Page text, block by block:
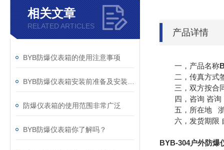
相关文章
RELATED ARTICLES
BYB防爆仪表箱的使用注意事项
防爆仪表箱的使用范围非常广泛
BYB防爆仪表箱你了解吗？
产品详情
一，产品名称
二，传真方式
三，双方按合同
四，咨询 咨询
五，所在地 浙
六，发货期限
BYB-304户外防爆